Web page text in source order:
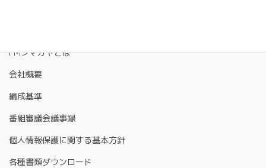
FMクマガヤとは
会社概要
編成基準
番組審議会議事録
個人情報保護に関する基本方針
各種書類ダウンロード